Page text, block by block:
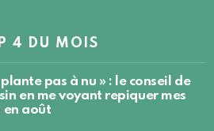
4 DU MOIS
plante pas à nu » : le conseil de
en me voyant repiquer mes
en août